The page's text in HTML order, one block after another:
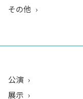
その他
公演
展示